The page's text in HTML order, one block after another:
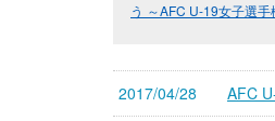
う ～AFC U-19女子選
2017/04/28 AFC